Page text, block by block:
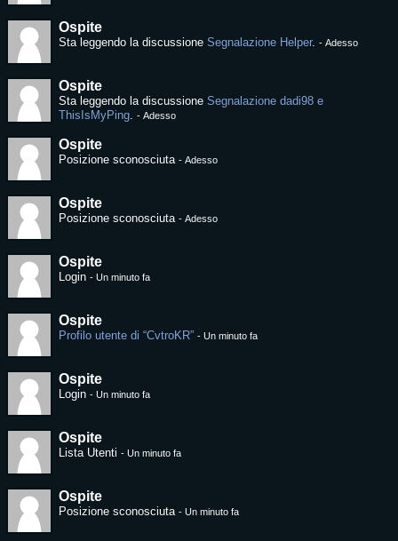
Ospite
Sta leggendo la discussione Segnalazione Helper. - Adesso
Ospite
Sta leggendo la discussione Segnalazione dadi98 e
ThisIsMyPing. - Adesso
Ospite
Posizione sconosciuta - Adesso
Ospite
Posizione sconosciuta - Adesso
Ospite
Login - Un minuto fa
Ospite
Profilo utente di “CvtroKR” - Un minuto fa
Ospite
Login - Un minuto fa
Ospite
Lista Utenti - Un minuto fa
Ospite
Posizione sconosciuta - Un minuto fa